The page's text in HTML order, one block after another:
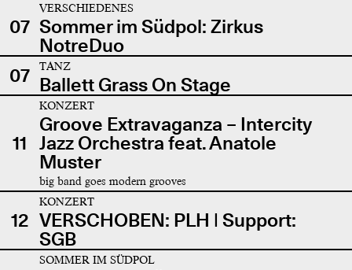
07
VERSCHIEDENES
Sommer im Südpol: Zirkus
NotreDuo
07
TANZ
Ballett Grass On Stage
11
KONZERT
Groove Extravaganza – Intercity
Jazz Orchestra feat. Anatole
Muster
big band goes modern grooves
12
KONZERT
VERSCHOBEN: PLH | Support:
SGB
SOMMER IM SÜDPOL